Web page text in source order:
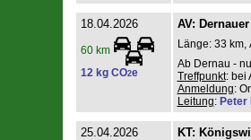
18.04.2026
60 km
12 kg CO2e
AV:
Länge: 33 km,
Ab Dernau -
Treffpunkt: bei
Anmeldung:
Leitung: Peter
25.04.2026 KT: